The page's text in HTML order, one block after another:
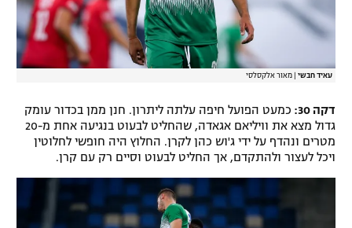
עאיד חבשי מאור אלקסלסי
דקה 30:
כמעט הפועל חיפה עלתה ליתרון. חנן ממן בכדור עומק
גדול מצא את וויליאם אגאדה, שהחליט לבעוט בנגיעה אחת מ-20
מטרים ונהדף על ידי ג'וש כהן לקרן. החלוץ היה חופשי לחלוטין
ויכל לעצור ולהתקדם, אך החליט לבעוט וסיים רק עם קרן.